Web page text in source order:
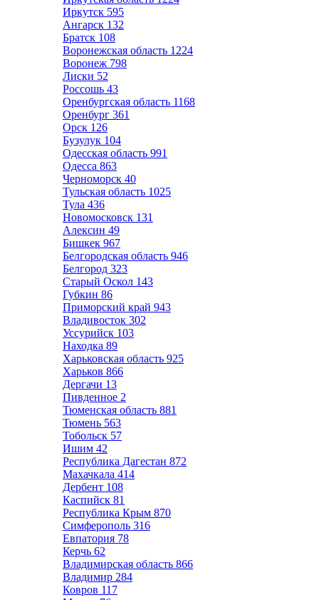
Иркутск 595
Ангарск 132
Братск 108
Воронежская область 1224
Воронеж 798
Лиски 52
Россошь 43
Оренбургская область 1168
Оренбург 361
Орск 126
Бузулук 104
Одесская область 991
Одесса 863
Черноморск 40
Тульская область 1025
Тула 436
Новомосковск 131
Алексин 49
Бишкек 967
Белгородская область 946
Белгород 323
Старый Оскол 143
Губкин 86
Приморский край 943
Владивосток 302
Уссурийск 103
Находка 89
Харьковская область 925
Харьков 866
Дергачи 13
Пивденное 2
Тюменская область 881
Тюмень 563
Тобольск 57
Ишим 42
Республика Дагестан 872
Махачкала 414
Дербент 108
Каспийск 81
Республика Крым 870
Симферополь 316
Евпатория 78
Керчь 62
Владимирская область 866
Владимир 284
Ковров 117